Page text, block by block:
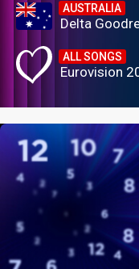
AUSTRALIA
Delta
ALL SONGS
Eurovision